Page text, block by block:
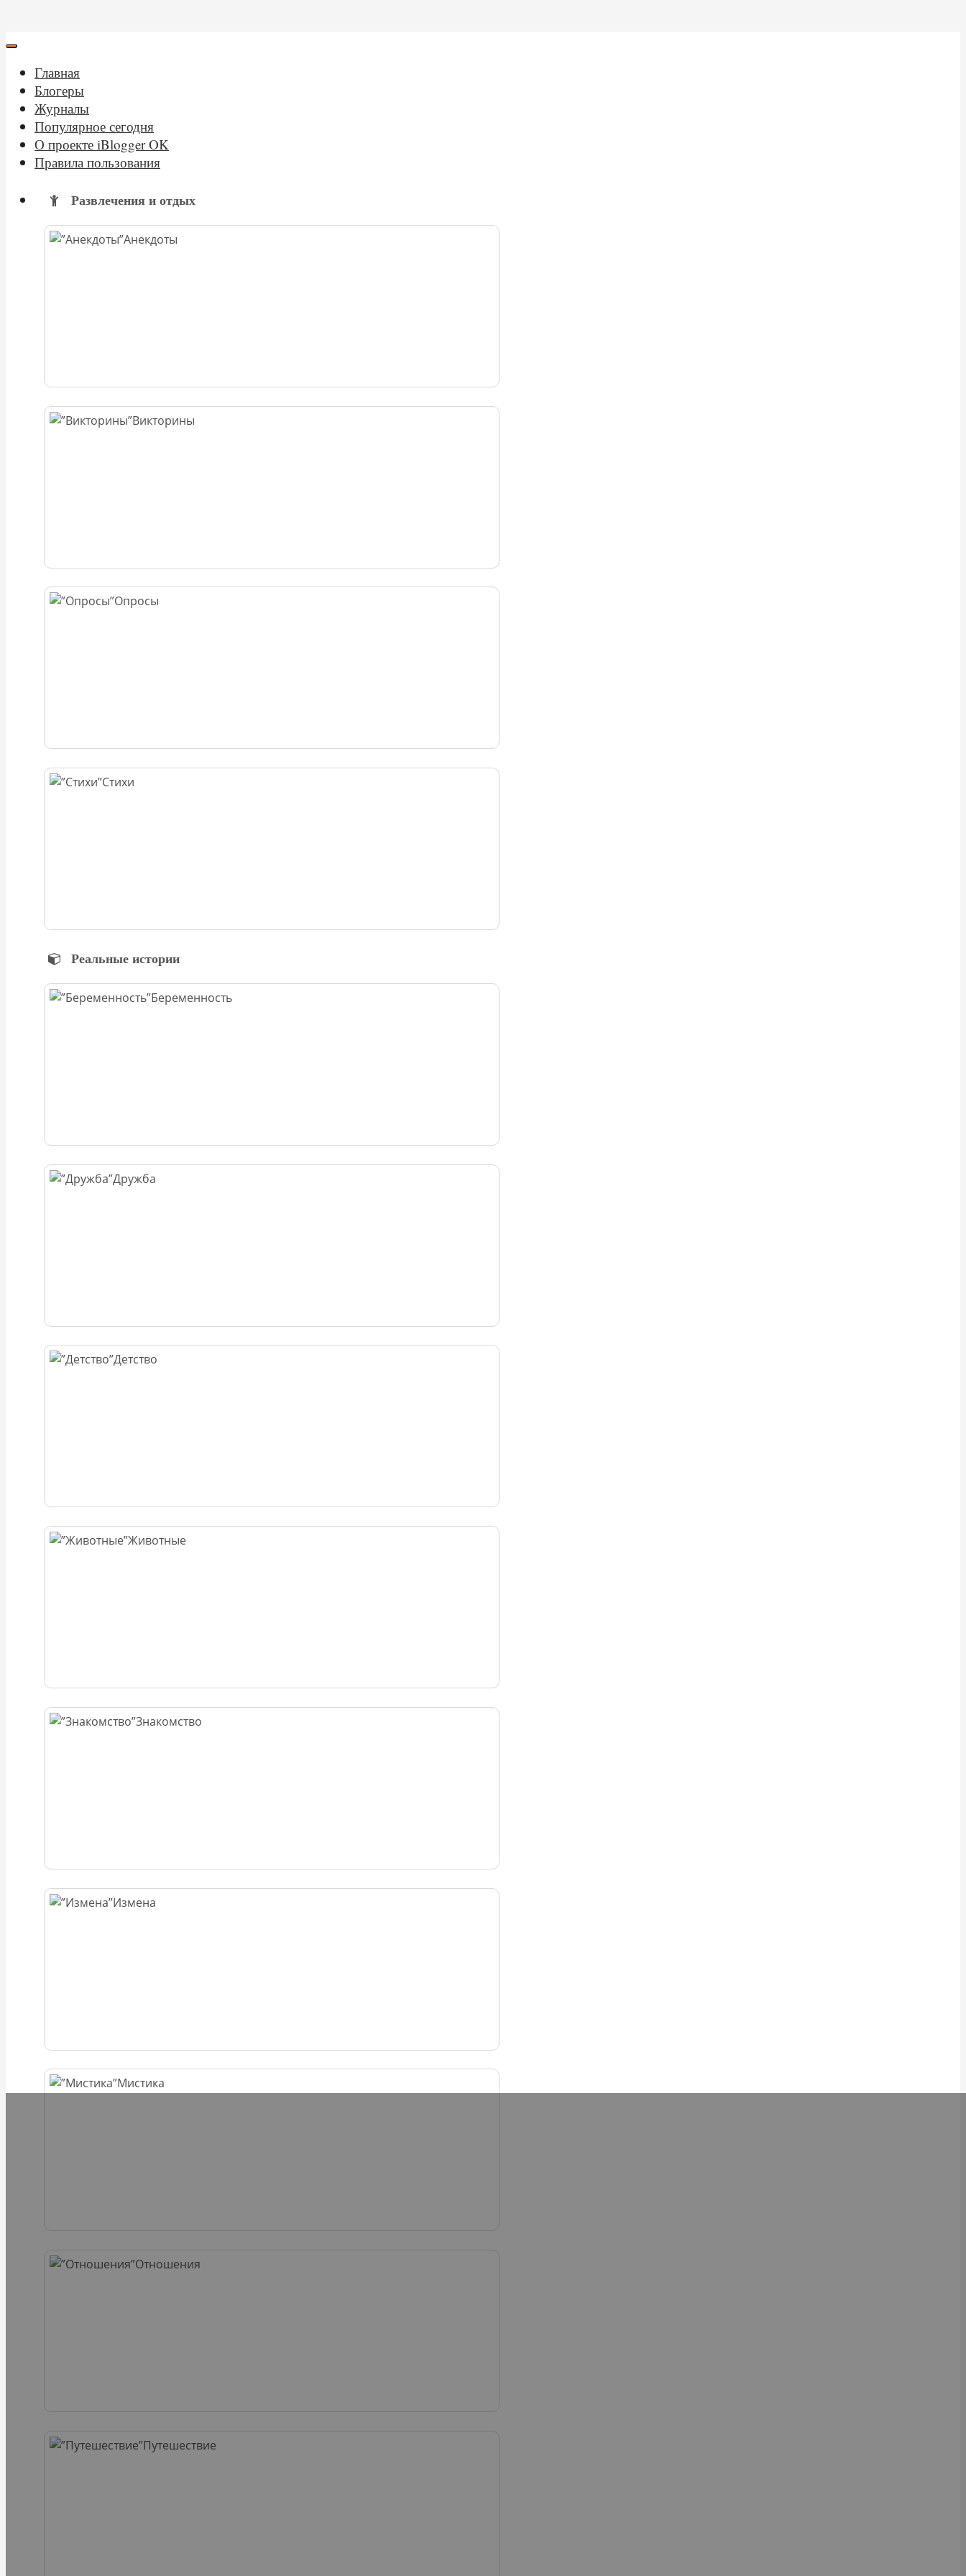
Главная
Блогеры
Журналы
Популярное сегодня
О проекте iBlogger OK
Правила пользования
Развлечения и отдых
Анекдоты
Викторины
Опросы
Стихи
Реальные истории
Беременность
Дружба
Детство
Животные
Знакомство
Измена
Мистика
Отношения
Путешествие